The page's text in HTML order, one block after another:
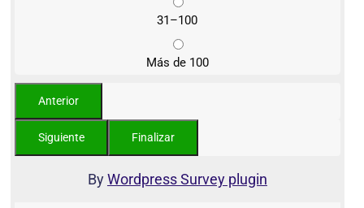
31–100
Más de 100
ByWordpress Survey plugin